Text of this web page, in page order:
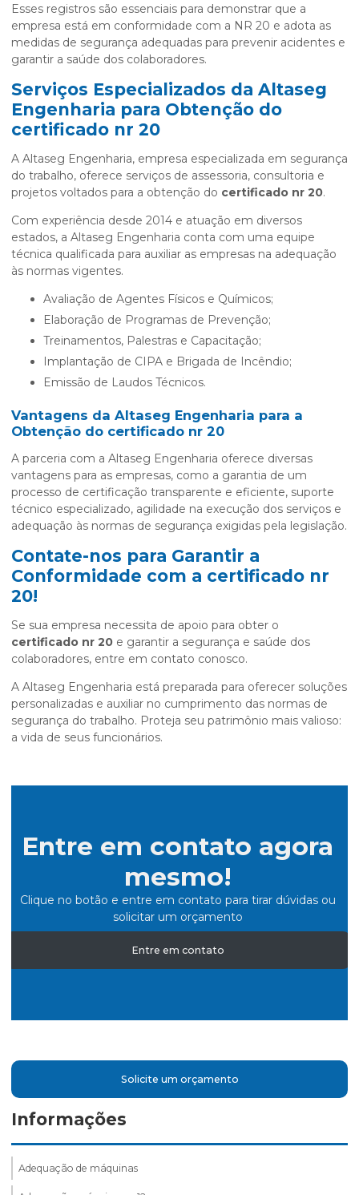
Esses registros são essenciais para demonstrar que a
empresa está em conformidade com a NR 20 e adota as
medidas de segurança adequadas para prevenir acidentes e
garantir a saúde dos colaboradores.
Serviços Especializados da Altaseg
Engenharia para Obtenção do
certificado nr 20
A Altaseg Engenharia, empresa especializada em segurança
do trabalho, oferece serviços de assessoria, consultoria e
projetos voltados para a obtenção do certificado nr 20.
Com experiência desde 2014 e atuação em diversos
estados, a Altaseg Engenharia conta com uma equipe
técnica qualificada para auxiliar as empresas na adequação
às normas vigentes.
Avaliação de Agentes Físicos e Químicos;
Elaboração de Programas de Prevenção;
Treinamentos, Palestras e Capacitação;
Implantação de CIPA e Brigada de Incêndio;
Emissão de Laudos Técnicos.
Vantagens da Altaseg Engenharia para a
Obtenção do certificado nr 20
A parceria com a Altaseg Engenharia oferece diversas
vantagens para as empresas, como a garantia de um
processo de certificação transparente e eficiente, suporte
técnico especializado, agilidade na execução dos serviços e
adequação às normas de segurança exigidas pela legislação.
Contate-nos para Garantir a
Conformidade com a certificado nr
20!
Se sua empresa necessita de apoio para obter o
certificado nr 20 e garantir a segurança e saúde dos
colaboradores, entre em contato conosco.
A Altaseg Engenharia está preparada para oferecer soluções
personalizadas e auxiliar no cumprimento das normas de
segurança do trabalho. Proteja seu patrimônio mais valioso:
a vida de seus funcionários.
Entre em contato agora
mesmo!
Clique no botão e entre em contato para tirar dúvidas ou
solicitar um orçamento
Entre em contato
Solicite um orçamento
Informações
Adequação de máquinas